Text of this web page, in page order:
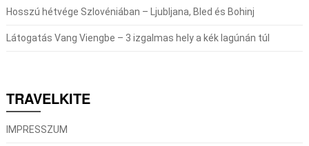
Hosszú hétvége Szlovéniában – Ljubljana, Bled és Bohinj
Látogatás Vang Viengbe – 3 izgalmas hely a kék lagúnán túl
TRAVELKITE
IMPRESSZUM